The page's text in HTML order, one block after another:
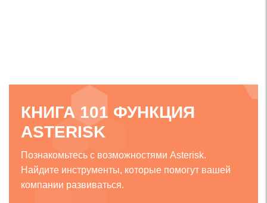
КНИГА 101 ФУНКЦИЯ
ASTERISK
Познакомьтесь с возможностями Asterisk.
Найдите инструменты, которые помогут вашей
компании развиваться.